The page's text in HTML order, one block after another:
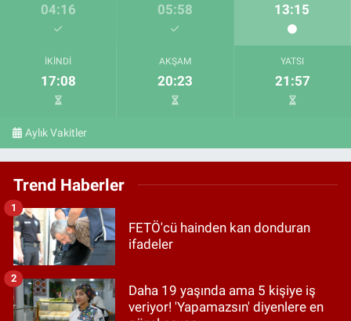
04:16 05:58 13:15
İKINDI
17:08
AKŞAM
20:23
YATSI
21:57
Aylık Vakitler
Trend Haberler
FETÖ'cü hainden kan donduran
ifadeler
1
Daha 19 yaşında ama 5 kişiye iş
veriyor! 'Yapamazsın' diyenlere en
2